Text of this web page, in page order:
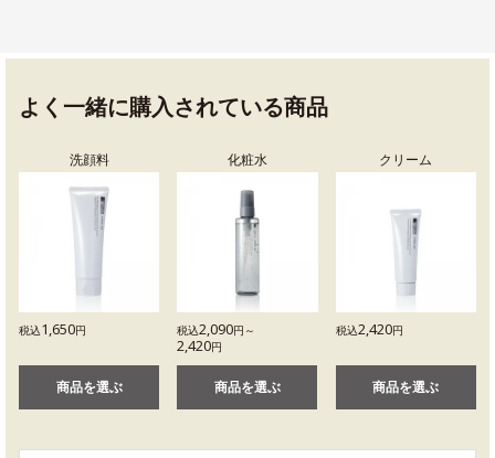
よく一緒に購入されている商品
洗顔料
税込1,650円
商品を選ぶ
化粧水
税込2,090円～
2,420円
商品を選ぶ
クリーム
税込2,420円
商品を選ぶ